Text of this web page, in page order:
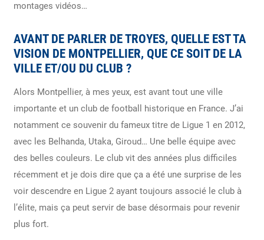
montages vidéos…
AVANT DE PARLER DE TROYES, QUELLE EST TA
VISION DE MONTPELLIER, QUE CE SOIT DE LA
VILLE ET/OU DU CLUB ?
Alors Montpellier, à mes yeux, est avant tout une ville
importante et un club de football historique en France. J’ai
notamment ce souvenir du fameux titre de Ligue 1 en 2012,
avec les Belhanda, Utaka, Giroud… Une belle équipe avec
des belles couleurs. Le club vit des années plus difficiles
récemment et je dois dire que ça a été une surprise de les
voir descendre en Ligue 2 ayant toujours associé le club à
l’élite, mais ça peut servir de base désormais pour revenir
plus fort.